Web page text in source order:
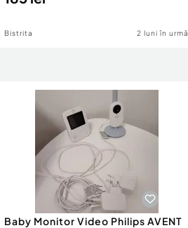
Bistrita 2 luni în urmă
Baby Monitor Video Philips AVENT